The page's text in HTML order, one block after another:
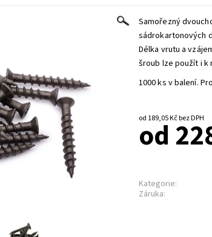
Samořezný
sádrokartonových
Délka vrutu a
šroub lze použít i
1000 ks v balení.
od 189,05 Kč bez DPH
od
Kategorie:
Záruka: